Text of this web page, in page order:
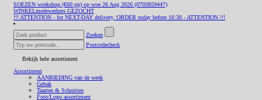
SOEZEN workshop (€60 pp) op woe 26 Aug 2026 (0703859447)
WINKELmedewerkers GEZOCHT
!!! ATTENTION - for NEXT-DAY delivery, ORDER today before 16:30 - ATTENTION !!!
Zoeken
Postcodecheck
Bekijk hele assortiment
Assortiment
AANBIEDING van de week
Gebak
Taarten & Schnitten
Foto/Logo assortiment